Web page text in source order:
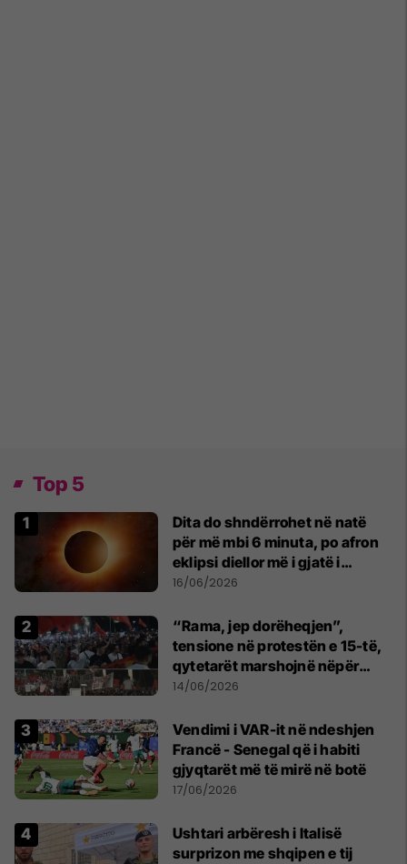
Top 5
Dita do shndërrohet në natë
për më mbi 6 minuta, po afron
eklipsi diellor më i gjatë i
shekullit të 21-të
16/06/2026
“Rama, jep dorëheqjen”,
tensione në protestën e 15-të,
qytetarët marshojnë nëpër
kryeqytet
14/06/2026
Vendimi i VAR-it në ndeshjen
Francë - Senegal që i habiti
gjyqtarët më të mirë në botë
17/06/2026
Ushtari arbëresh i Italisë
surprizon me shqipen e tij